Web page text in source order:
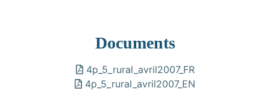
Documents
4p_5_rural_avril2007_FR
4p_5_rural_avril2007_EN